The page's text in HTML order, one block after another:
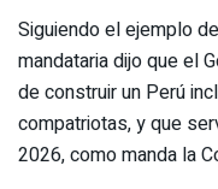
Siguiendo el ejemplo
mandataria dijo que el
de construir un Perú
compatriotas, y que
2026, como manda la